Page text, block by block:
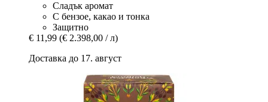
Сладък аромат
С бензое, какао и тонка
Защитно
€ 11,99 (€ 2.398,00 / л)
Доставка до 17. август